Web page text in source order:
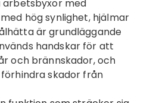
arbetsbyxor med
hög synlighet, hjälmar
är grundläggande
handskar för att
och brännskador, och
skador från